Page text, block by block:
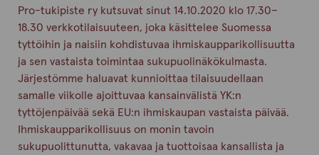
Pro-tukipiste ry kutsuvat sinut 14.10.2020 klo 17.30–
18.30 verkkotilaisuuteen, joka käsittelee Suomessa
tyttöihin ja naisiin kohdistuvaa ihmiskaupparikollisuutta
ja sen vastaista toimintaa sukupuolinäkökulmasta.
Järjestömme haluavat kunnioittaa tilaisuudellaan
samalle viikolle ajoittuvaa kansainvälistä YK:n
tyttöjenpäivää sekä EU:n ihmiskaupan vastaista päivää.
Ihmiskaupparikollisuus on monin tavoin
sukupuolittunutta, vakavaa ja tuottoisaa kansallista ja